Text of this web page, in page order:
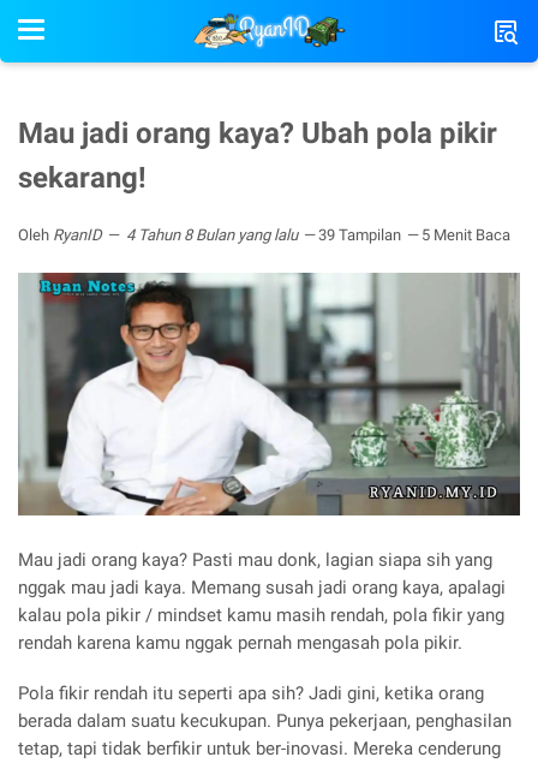
Mau jadi orang kaya? Ubah pola pikir
sekarang!
Oleh RyanID 4 Tahun 8 Bulan yang lalu 39 Tampilan 5 Menit Baca
Mau jadi orang kaya? Pasti mau donk, lagian siapa sih yang
nggak mau jadi kaya. Memang susah jadi orang kaya, apalagi
kalau pola pikir / mindset kamu masih rendah, pola fikir yang
rendah karena kamu nggak pernah mengasah pola pikir.
Pola fikir rendah itu seperti apa sih? Jadi gini, ketika orang
berada dalam suatu kecukupan. Punya pekerjaan, penghasilan
tetap, tapi tidak berfikir untuk ber-inovasi. Mereka cenderung